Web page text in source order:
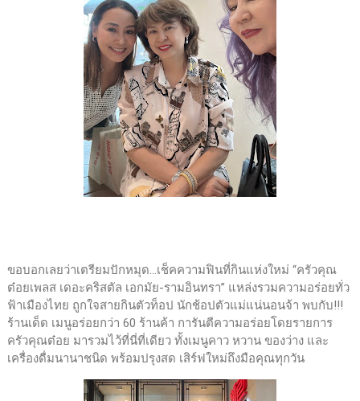
ขอบอกเลยว่าเตรียมปักหมุด…เช็คความฟินที่กินแห่งใหม่ “ครัวคุณ
ต๋อยเพลส เดอะคริสตัล เอกมัย-รามอินทรา” แหล่งรวมความอร่อยทั่ว
ฟ้าเมืองไทย ถูกใจสายกินตัวท็อป นักช้อปตัวแม่แน่นอนจ้า พบกับ!!!
ร้านเด็ด เมนูอร่อยกว่า 60 ร้านค้า การันตีความอร่อยโดยรายการ
ครัวคุณต๋อย มารวมไว้ที่นี่ที่เดียว ทั้งเมนูคาว หวาน ของว่าง และ
เครื่องดื่มนานาชนิด พร้อมปรุงสด เสิร์ฟใหม่ถึงมือคุณทุกวัน